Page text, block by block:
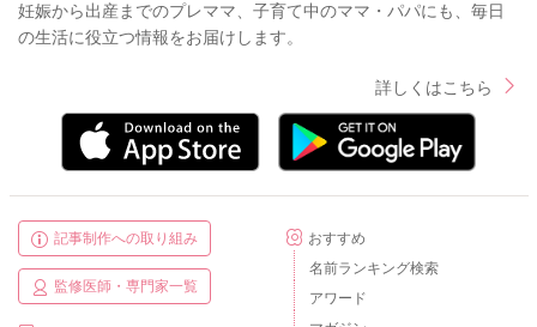
妊娠から出産までのプレママ、子育て中のママ・パパにも、毎日
の生活に役立つ情報をお届けします。
詳しくはこちら
記事制作への取り組み
監修医師・専門家一覧
おすすめ
名前ランキング検索
アワード